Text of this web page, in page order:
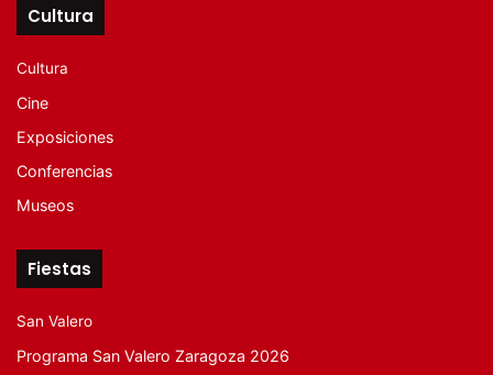
Cultura
Cultura
Cine
Exposiciones
Conferencias
Museos
Fiestas
San Valero
Programa San Valero Zaragoza 2026